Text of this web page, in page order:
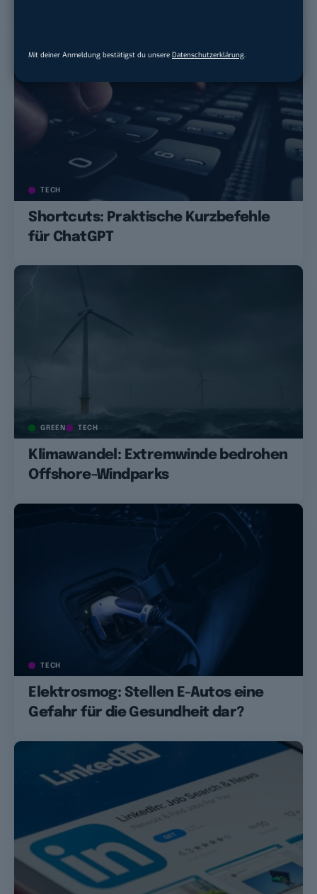
Mit deiner Anmeldung bestätigst du unsere Datenschutzerklärung.
TECH
Shortcuts: Praktische Kurzbefehle
für ChatGPT
GREEN TECH
Klimawandel: Extremwinde bedrohen
Offshore-Windparks
TECH
Elektrosmog: Stellen E-Autos eine
Gefahr für die Gesundheit dar?